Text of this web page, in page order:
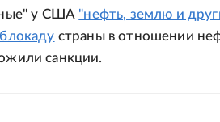
у США "нефть, землю и
страны в отношении
санкции.